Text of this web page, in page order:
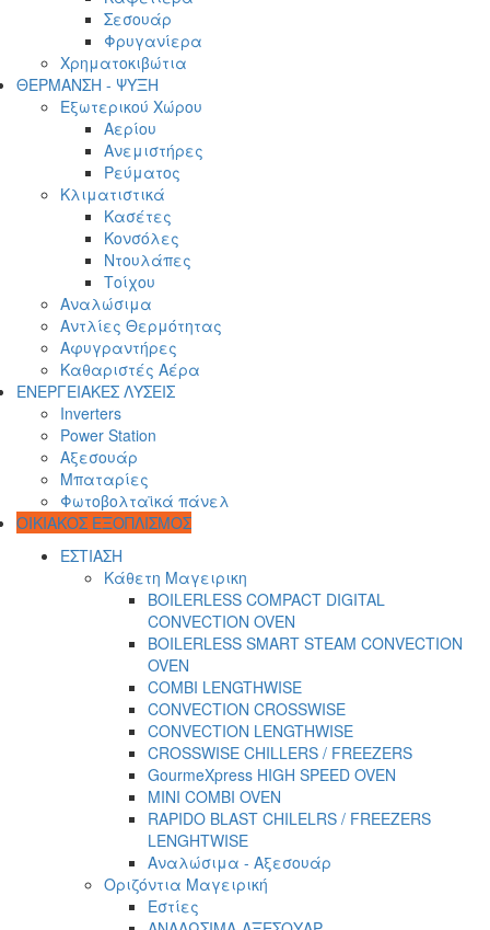
Σεσουάρ
Φρυγανίερα
Χρηματοκιβώτια
ΘΕΡΜΑΝΣΗ - ΨΥΞΗ
Εξωτερικού Χώρου
Αερίου
Ανεμιστήρες
Ρεύματος
Κλιματιστικά
Κασέτες
Κονσόλες
Ντουλάπες
Τοίχου
Αναλώσιμα
Αντλίες Θερμότητας
Αφυγραντήρες
Καθαριστές Αέρα
ΕΝΕΡΓΕΙΑΚΕΣ ΛΥΣΕΙΣ
Inverters
Power Station
Αξεσουάρ
Μπαταρίες
Φωτοβολταϊκά πάνελ
ΟΙΚΙΑΚΟΣ ΕΞΟΠΛΙΣΜΟΣ
ΕΣΤΙΑΣΗ
Κάθετη Μαγειρικη
BOILERLESS COMPACT DIGITAL
CONVECTION OVEN
BOILERLESS SMART STEAM CONVECTION
OVEN
COMBI LENGTHWISE
CONVECTION CROSSWISE
CONVECTION LENGTHWISE
CROSSWISE CHILLERS / FREEZERS
GourmeXpress HIGH SPEED OVEN
MINI COMBI OVEN
RAPIDO BLAST CHILELRS / FREEZERS
LENGHTWISE
Αναλώσιμα - Αξεσουάρ
Οριζόντια Μαγειρική
Εστίες